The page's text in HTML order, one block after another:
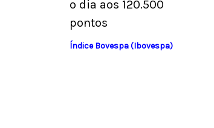
o dia aos 120.500
pontos
Índice Bovespa (Ibovespa)